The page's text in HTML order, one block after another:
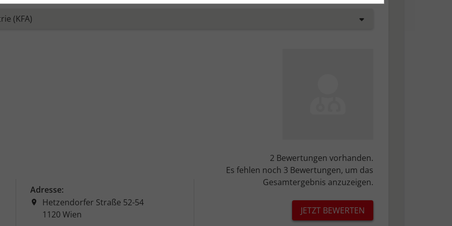
Adresse:
Hetzendorfer Straße 52-54
1120 Wien
2 Bewertungen vorhanden.
Es fehlen noch 3 Bewertungen, um das
Gesamtergebnis anzuzeigen.
JETZT BEWERTEN
trackingCookies)
klicken Sie bitte auf „Alle Cookies akzeptieren“. In diesem Fall werden folgende Cookies
personenbezogene Daten über den Besuch vorübergehend gespeichert werden